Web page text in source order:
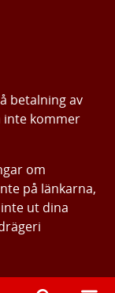
betalning av
inte kommer
om
på länkarna,
ut dina